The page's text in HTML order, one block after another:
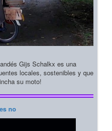
Gijs Schalkx es una
locales, sostenibles y que
su moto!
no